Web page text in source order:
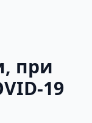
при
19